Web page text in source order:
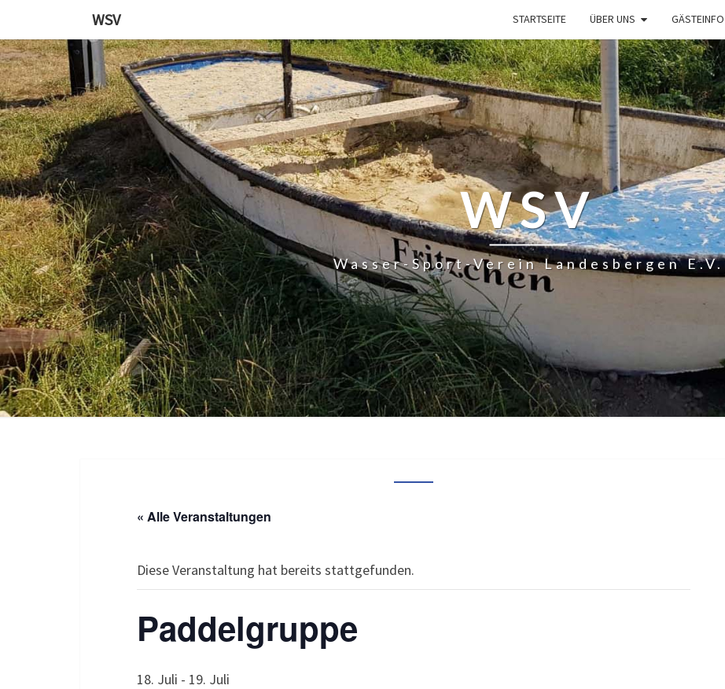
WSV STARTSEITE ÜBER UNS GÄSTEINFO
WSV
Wasser-Sport-Verein Landesbergen E.V.
« Alle Veranstaltungen
Diese Veranstaltung hat bereits stattgefunden.
Paddelgruppe
18. Juli - 19. Juli